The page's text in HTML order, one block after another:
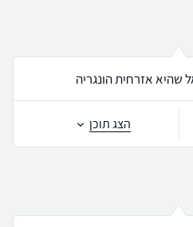
שהיא אזרחית הונגריה
הצג תוכן